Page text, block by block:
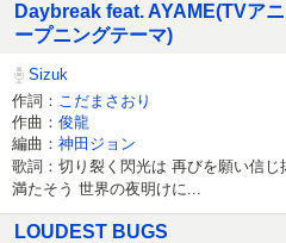
Daybreak feat. AYAME(TVア
ープニングテーマ)
Sizuk
作詞： こだまさおり
作曲： 俊龍
編曲： 神田ジョン
歌詞：切り裂く閃光は 再びを願い信
満たそう 世界の夜明けに...
LOUDEST BUGS